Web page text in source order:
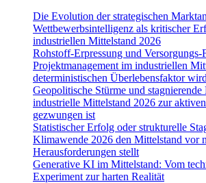
Die Evolution der strategischen
Wettbewerbsintelligenz als kritischer
industriellen Mittelstand 2026
Rohstoff-Erpressung und Versorgungs-
Projektmanagement im industriellen
deterministischen Überlebensfaktor wird
Geopolitische Stürme und
industrielle Mittelstand 2026 zur
gezwungen ist
Statistischer Erfolg oder strukturelle
Klimawende 2026 den Mittelstand vor
Herausforderungen stellt
Generative KI im Mittelstand: Vom
Experiment zur harten Realität